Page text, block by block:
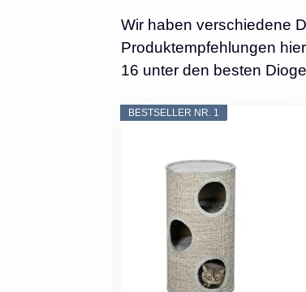
Wir haben verschiedene
Produktempfehlungen
16 unter den besten
BESTSELLER NR. 1